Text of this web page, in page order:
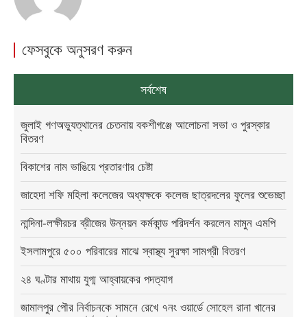
ফেসবুকে অনুসরণ করুন
সর্বশেষ
জুলাই গণঅভ্যুত্থানের চেতনায় বকশীগঞ্জে আলোচনা সভা ও পুরস্কার
বিতরণ
বিকাশের নাম ভাঙিয়ে প্রতারণার চেষ্টা
জাহেদা শফি মহিলা কলেজের অধ্যক্ষকে কলেজ ছাত্রদলের ফুলের শুভেচ্ছা
নান্দিনা-লক্ষীরচর ব্রীজের উন্নয়ন কর্মকান্ড পরিদর্শন করলেন মামুন এমপি
ইসলামপুরে ৫০০ পরিবারের মাঝে স্বাস্থ্য সুরক্ষা সামগ্রী বিতরণ
২৪ ঘণ্টার মাথায় যুগ্ম আহ্বায়কের পদত্যাগ
জামালপুর পৌর নির্বাচনকে সামনে রেখে ৭নং ওয়ার্ডে সোহেল রানা খানের